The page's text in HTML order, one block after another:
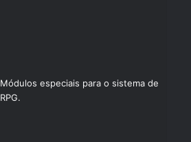
Módulos especiais para o sistema de
RPG.